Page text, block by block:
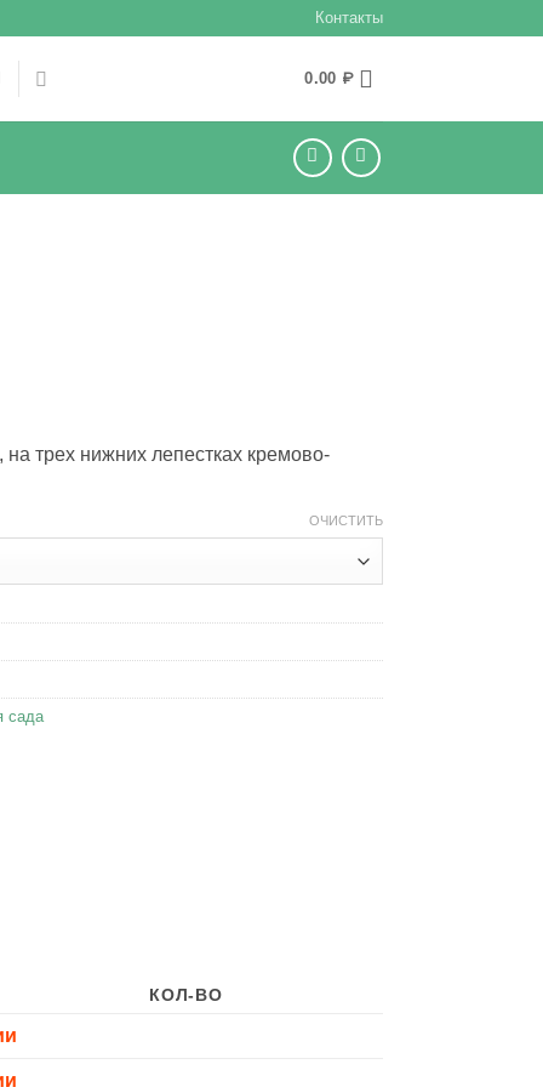
Контакты
0.00 ₽
трех нижних лепестках кремово-
ОЧИСТИТЬ
сада
КОЛ-ВО